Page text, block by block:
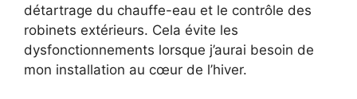
détartrage du chauffe-eau et le contrôle des
robinets extérieurs. Cela évite les
dysfonctionnements lorsque j’aurai besoin de
mon installation au cœur de l’hiver.